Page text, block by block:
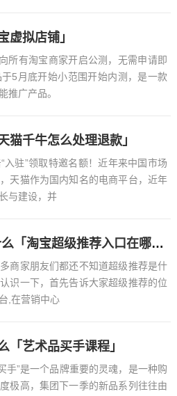
虚拟店铺」
所有淘宝商家开启公测，无需申请即
5月底开始小范围开始内测，是一款
推广产品。
猫千牛怎么处理退款」
入驻”领取特邀名额！近年来中国市场
天猫作为国内知名的电商平台，近年
与建设，并
淘宝电商:超级推荐是什么「淘宝超级推荐入口在哪里」
商家朋友们都还不知道超级推荐是什
识一下，首先告诉大家超级推荐的位
,在营销中心
「艺术品买手课程」
手”是一个品牌重要的灵魂，是一种购
极高，集团下一季的新品系列往往由